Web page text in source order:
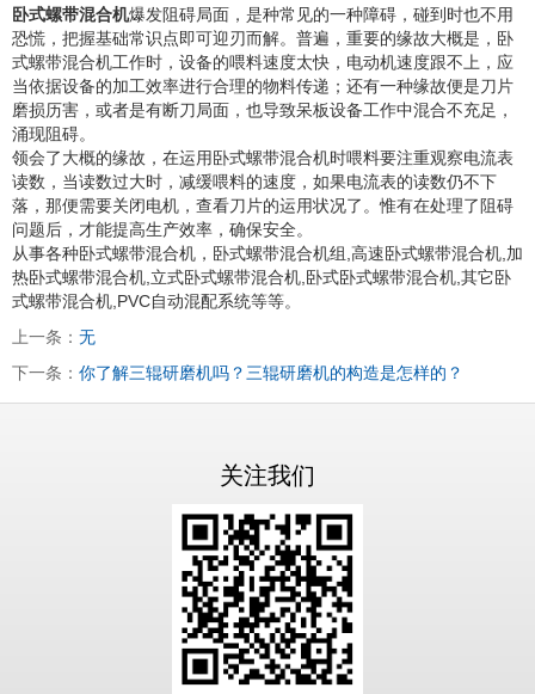
卧式螺带混合机爆发阻碍局面，是种常见的一种障碍，碰到时也不用
恐慌，把握基础常识点即可迎刃而解。普遍，重要的缘故大概是，卧
式螺带混合机工作时，设备的喂料速度太快，电动机速度跟不上，应
当依据设备的加工效率进行合理的物料传递；还有一种缘故便是刀片
磨损历害，或者是有断刀局面，也导致呆板设备工作中混合不充足，
涌现阻碍。
领会了大概的缘故，在运用卧式螺带混合机时喂料要注重观察电流表
读数，当读数过大时，减缓喂料的速度，如果电流表的读数仍不下
落，那便需要关闭电机，查看刀片的运用状况了。惟有在处理了阻碍
问题后，才能提高生产效率，确保安全。
从事各种卧式螺带混合机，卧式螺带混合机组,高速卧式螺带混合机,加
热卧式螺带混合机,立式卧式螺带混合机,卧式卧式螺带混合机,其它卧
式螺带混合机,PVC自动混配系统等等。
上一条： 无
下一条： 你了解三辊研磨机吗？三辊研磨机的构造是怎样的？
关注我们